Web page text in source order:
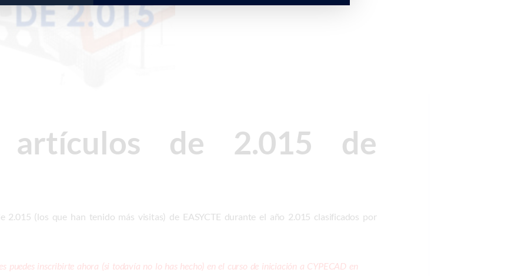
artículos de 2.015 de
(los que han tenido más visitas) de EASYCTE durante el año 2.015 clasificados por
puedes inscribirte ahora (si todavía no lo has hecho) en el curso de iniciación a CYPECAD en